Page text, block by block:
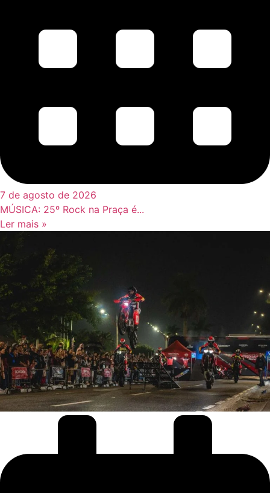
7 de agosto de 2026
MÚSICA: 25º Rock na Praça é...
Ler mais »